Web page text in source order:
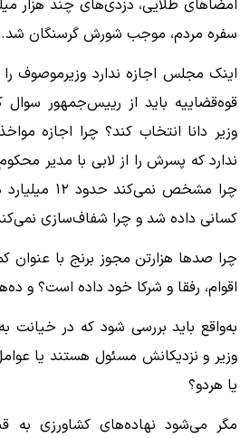
امضاهای طلایی، دزدی‌های چند هزار
سفره مردم، موجب شورش گرسنگان شد.
اینک مجلس اجازه ندارد وزیرموصوف
قوه‌قضاییه باید از رییس‌جمهور سوال
وزیر دانا انتخاب کند؟ چرا اجازه
ندارد که پسرش را از لابی با مدیر
چرا مشخص
کسانی داده شد و چرا شفاف‌سازی
چرا صدها هزارتن مجوز برنج با عنوان
اقوام، رفقا و شرکا خود داده است؟ و
به‌واقع باید بررسی شود که در
وزیر و نزدیکانش مسئول هستند یا
یا هردو؟
مگر می‌شود نهاده‌های کشاورزی به